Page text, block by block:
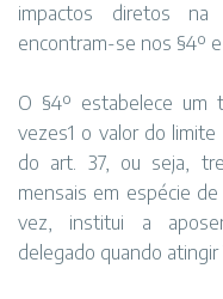
impactos diretos na
encontram-se nos §4º e
O §4º estabelece um
vezes1 o valor do
do art. 37, ou seja,
mensais em espécie de
vez, institui a
delegado quando atingir